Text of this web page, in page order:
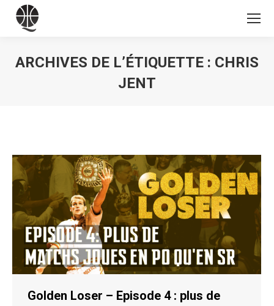
ARCHIVES DE L’ÉTIQUETTE : CHRIS
JENT
Golden Loser – Episode 4 : plus de